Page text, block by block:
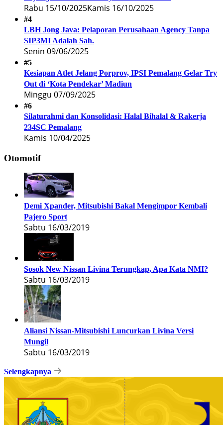
Rabu 15/10/2025Kamis 16/10/2025
#4
LBH Jong Java: Pelaporan Perusahaan Agency Tanpa
SIP3MI Adalah Sah.
Senin 09/06/2025
#5
Kesiapan Atlet Jelang Porprov, IPSI Pemalang Gelar Try
Out di ‘Kota Pendekar’ Madiun
Minggu 07/09/2025
#6
Silaturahmi dan Konsolidasi: Halal Bihalal & Rakerja
234SC Pemalang
Kamis 10/04/2025
Otomotif
Demi Xpander, Mitsubishi Bakal Mengimpor Kembali
Pajero Sport
Sabtu 16/03/2019
Sosok New Nissan Livina Terungkap, Apa Kata NMI?
Sabtu 16/03/2019
Aliansi Nissan-Mitsubishi Luncurkan Livina Versi
Mungil
Sabtu 16/03/2019
Selengkapnya